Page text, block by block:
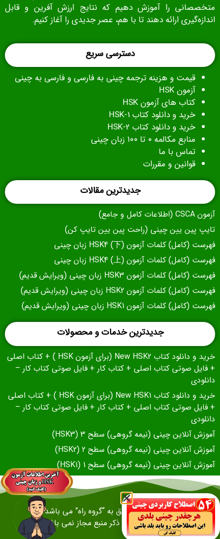
متخصصانی را آموزش دهیم که نتایج ارزش‌ آفرین و قابل‌
اندازه‌گیری ارائه دهند تا با هم، عصر جدیدی را آغاز کنیم.
دسترسی سریع
قیمت و هزینه ترجمه چینی به فارسی و فارسی به چینی
آزمون HSK
کتاب های آزمونHSK
خرید و دانلود کتاب HSK-1
خرید و دانلود کتاب HSK-2
منابع مکالمه ۰ تا ۱۰۰ زبان چینی
تماس با ما
قوانین و مقررات
جدیدترین مقالات
آزمون CSCA (اطلاعات کامل و جامع)
تایپ پین یین چینی (راحت پین یین تایپ کن)
فهرست (کامل) کلمات آزمون (下) HSK4 زبان چینی
فهرست (کامل) کلمات آزمون (上) HSK4 زبان چینی
فهرست (کامل) کلمات آزمون HSK3 زبان چینی (ویرایش قدیم)
فهرست (کامل) کلمات آزمون HSK2 زبان چینی (ویرایش قدیم)
فهرست (کامل) کلمات آزمون HSK1 زبان چینی (ویرایش قدیم)
جدیدترین خدمات و محصولات
خرید و دانلود کتاب New HSK2 (برای آزمون HSK ) + کتاب اصلی
+ فایل صوتی کتاب اصلی + کتاب کار + فایل صوتی کتاب کار –
دانلودی
خرید و دانلود کتاب New HSK1 (برای آزمون HSK ) + کتاب اصلی
+ فایل صوتی کتاب اصلی + کتاب کار + فایل صوتی کتاب کار –
دانلودی
آموزش آنلاین چینی (نیمه گروهی) سطح 3 (HSK3)
آموزش آنلاین چینی (نیمه گروهی) سطح 2 (HSK2)
آموزش آنلاین چینی (نیمه گروهی) سطح 1 (HSK1)
تمام حقوق وب سایت متعلق به “گروه راه” می باشد و
هرگونه کپی برداری بدون ذکر منبع مجاز نمی باشد